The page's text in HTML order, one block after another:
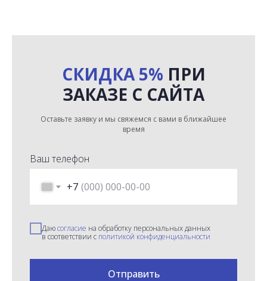
СКИДКА 5% ПРИ
ЗАКАЗЕ С САЙТА
Оставьте заявку и мы свяжемся с вами в ближайшее
время
Ваш телефон
+7
Даюсогласие на обработку персональных данных
в соответствии с политикой конфиденциальности
Отправить